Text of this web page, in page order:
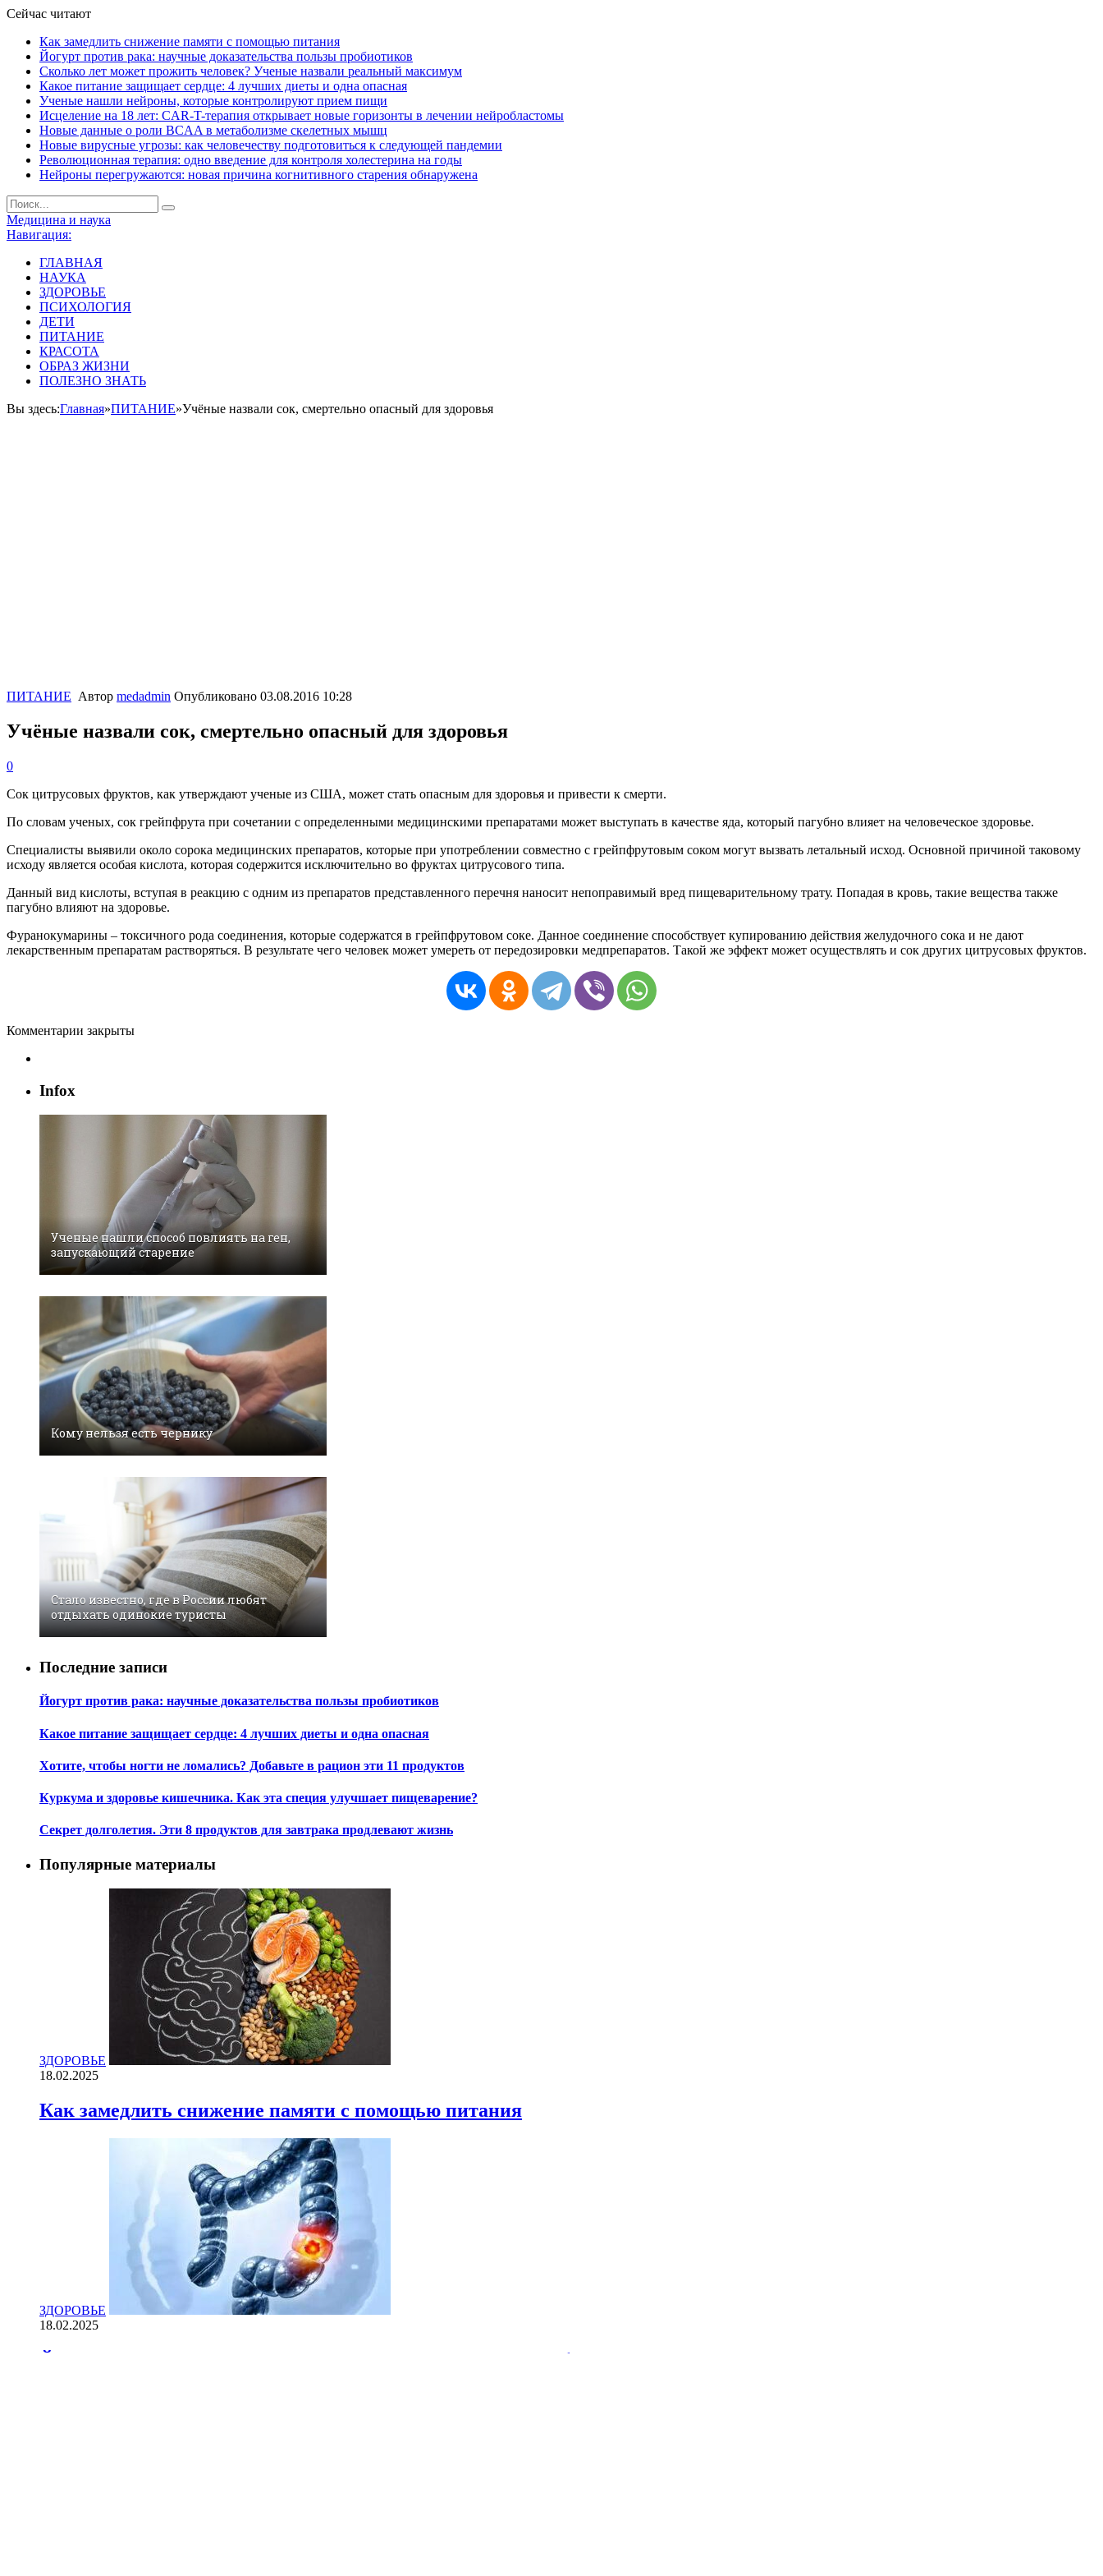
Сейчас читают
Как замедлить снижение памяти с помощью питания
Йогурт против рака: научные доказательства пользы пробиотиков
Сколько лет может прожить человек? Ученые назвали реальный максимум
Какое питание защищает сердце: 4 лучших диеты и одна опасная
Ученые нашли нейроны, которые контролируют прием пищи
Исцеление на 18 лет: CAR-T-терапия открывает новые горизонты в лечении нейробластомы
Новые данные о роли BCAA в метаболизме скелетных мышц
Новые вирусные угрозы: как человечеству подготовиться к следующей пандемии
Революционная терапия: одно введение для контроля холестерина на годы
Нейроны перегружаются: новая причина когнитивного старения обнаружена
Медицина и наука
Навигация:
ГЛАВНАЯ
НАУКА
ЗДОРОВЬЕ
ПСИХОЛОГИЯ
ДЕТИ
ПИТАНИЕ
КРАСОТА
ОБРАЗ ЖИЗНИ
ПОЛЕЗНО ЗНАТЬ
Вы здесь:Главная»ПИТАНИЕ»Учёные назвали сок, смертельно опасный для здоровья
ПИТАНИЕ Автор medadmin Опубликовано 03.08.2016 10:28
Учёные назвали сок, смертельно опасный для здоровья
0
Сок цитрусовых фруктов, как утверждают ученые из США, может стать опасным для здоровья и привести к смерти.
По словам ученых, сок грейпфрута при сочетании с определенными медицинскими препаратами может выступать в качестве яда, который пагубно влияет на человеческое здоровье.
Специалисты выявили около сорока медицинских препаратов, которые при употреблении совместно с грейпфрутовым соком могут вызвать летальный исход. Основной причиной таковому
исходу является особая кислота, которая содержится исключительно во фруктах цитрусового типа.
Данный вид кислоты, вступая в реакцию с одним из препаратов представленного перечня наносит непоправимый вред пищеварительному трату. Попадая в кровь, такие вещества также
пагубно влияют на здоровье.
Фуранокумарины – токсичного рода соединения, которые содержатся в грейпфрутовом соке. Данное соединение способствует купированию действия желудочного сока и не дают
лекарственным препаратам растворяться. В результате чего человек может умереть от передозировки медпрепаратов. Такой же эффект может осуществлять и сок других цитрусовых фруктов.
Комментарии закрыты
Infox
Ученые нашли способ повлиять на ген,
запускающий старение
Кому нельзя есть чернику
Стало известно, где в России любят
отдыхать одинокие туристы
Последние записи
Йогурт против рака: научные доказательства пользы пробиотиков
Какое питание защищает сердце: 4 лучших диеты и одна опасная
Хотите, чтобы ногти не ломались? Добавьте в рацион эти 11 продуктов
Куркума и здоровье кишечника. Как эта специя улучшает пищеварение?
Секрет долголетия. Эти 8 продуктов для завтрака продлевают жизнь
Популярные материалы
ЗДОРОВЬЕ
18.02.2025
Как замедлить снижение памяти с помощью питания
ЗДОРОВЬЕ
18.02.2025
Йогурт против рака: научные доказательства пользы пробиотиков